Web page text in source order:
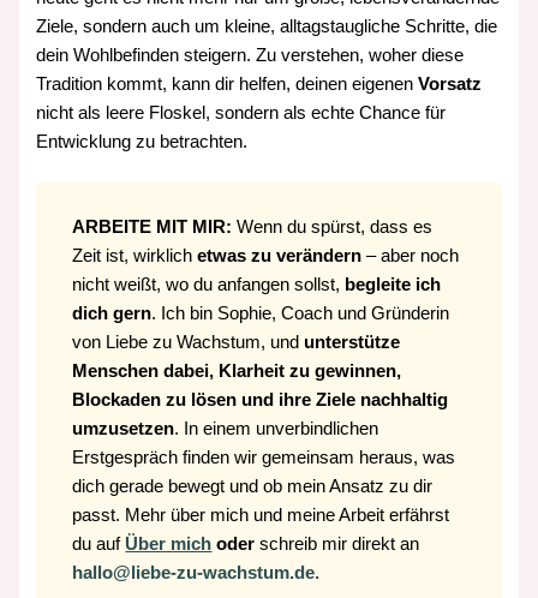
Ziele, sondern auch um kleine, alltagstaugliche Schritte, die
dein Wohlbefinden steigern. Zu verstehen, woher diese
Tradition kommt, kann dir helfen, deinen eigenenVorsatz
nicht als leere Floskel, sondern als echte Chance für
Entwicklung zu betrachten.
ARBEITE MIT MIR: Wenn du spürst, dass es
Zeit ist, wirklichetwas zu verändern – aber noch
nicht weißt, wo du anfangen sollst, begleite ich
dich gern. Ich bin Sophie, Coach und Gründerin
von Liebe zu Wachstum, und unterstütze
Menschen dabei, Klarheit zu gewinnen,
Blockaden zu lösen und ihre Ziele nachhaltig
umzusetzen. In einem unverbindlichen
Erstgespräch finden wir gemeinsam heraus, was
dich gerade bewegt und ob mein Ansatz zu dir
passt. Mehr über mich und meine Arbeit erfährst
du auf Über mich oder schreib mir direkt an
hallo@liebe-zu-wachstum.de.